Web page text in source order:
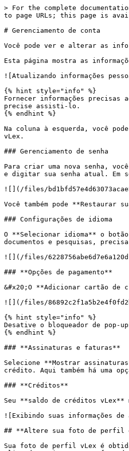
> For the complete
to page URLs; this page is
# Gerenciamento de conta
Você pode ver e alterar as
Esta página mostra as
![Atualizando informações
{% hint style="info" %}
Fornecer informações precisas
precise assisti-lo.
{% endhint %}
Na coluna à esquerda, você
vLex.
### Gerenciamento de senha
Para criar uma nova senha,
e digitar sua senha atual. Em
![](/files/
Você também pode **Restaurar
### Configurações de idioma
O **Selecionar idioma** o
documentos e pesquisas,
![](/files/
### **Opções de pagamento**
&#x20;O **Adicionar cartão de
![](/files/
{% hint style="info" %}
Desative o bloqueador de pop-
{% endhint %}
### **Assinaturas e faturas**
Selecione **Mostrar
crédito. Aqui também há uma
### **Créditos**
Seu **saldo de créditos vLex**
![Exibindo suas informações de
## **Altere sua foto de perfil
Sua foto de perfil vLex é